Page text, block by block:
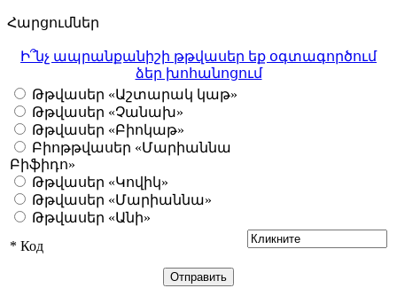
Հարցումներ
Ի՞նչ ապրանքանիշի թթվասեր եք օգտագործում
ձեր խոհանոցում
Թթվասեր «Աշտարակ կաթ»
Թթվասեր «Չանախ»
Թթվասեր «Բիոկաթ»
Բիոթթվասեր «Մարիաննա
Բիֆիդո»
Թթվասեր «Կովիկ»
Թթվասեր «Մարիաննա»
Թթվասեր «Անի»
* Код